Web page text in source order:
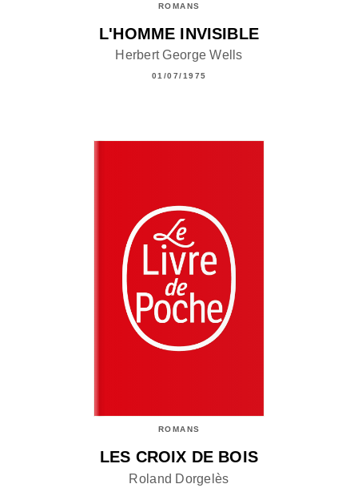
ROMANS
L'HOMME INVISIBLE
Herbert George Wells
01/07/1975
ROMANS
LES CROIX DE BOIS
Roland Dorgelès